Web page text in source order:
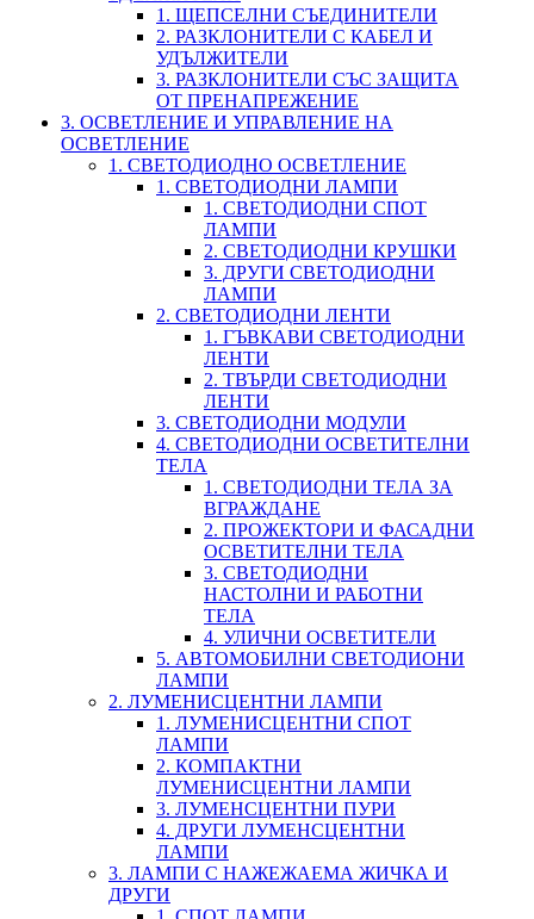
1. ЩЕПСЕЛНИ СЪЕДИНИТЕЛИ
2. РАЗКЛОНИТЕЛИ С КАБЕЛ И
УДЪЛЖИТЕЛИ
3. РАЗКЛОНИТЕЛИ СЪС ЗАЩИТА
ОТ ПРЕНАПРЕЖЕНИЕ
3. ОСВЕТЛЕНИЕ И УПРАВЛЕНИЕ НА
ОСВЕТЛЕНИЕ
1. СВЕТОДИОДНО ОСВЕТЛЕНИЕ
1. СВЕТОДИОДНИ ЛАМПИ
1. СВЕТОДИОДНИ СПОТ
ЛАМПИ
2. СВЕТОДИОДНИ КРУШКИ
3. ДРУГИ СВЕТОДИОДНИ
ЛАМПИ
2. СВЕТОДИОДНИ ЛЕНТИ
1. ГЪВКАВИ СВЕТОДИОДНИ
ЛЕНТИ
2. ТВЪРДИ СВЕТОДИОДНИ
ЛЕНТИ
3. СВЕТОДИОДНИ МОДУЛИ
4. СВЕТОДИОДНИ ОСВЕТИТЕЛНИ
ТЕЛА
1. СВЕТОДИОДНИ ТЕЛА ЗА
ВГРАЖДАНЕ
2. ПРОЖЕКТОРИ И ФАСАДНИ
ОСВЕТИТЕЛНИ ТЕЛА
3. СВЕТОДИОДНИ
НАСТОЛНИ И РАБОТНИ
ТЕЛА
4. УЛИЧНИ ОСВЕТИТЕЛИ
5. АВТОМОБИЛНИ СВЕТОДИОНИ
ЛАМПИ
2. ЛУМЕНИСЦЕНТНИ ЛАМПИ
1. ЛУМЕНИСЦЕНТНИ СПОТ
ЛАМПИ
2. КОМПАКТНИ
ЛУМЕНИСЦЕНТНИ ЛАМПИ
3. ЛУМЕНСЦЕНТНИ ПУРИ
4. ДРУГИ ЛУМЕНСЦЕНТНИ
ЛАМПИ
3. ЛАМПИ С НАЖЕЖАЕМА ЖИЧКА И
ДРУГИ